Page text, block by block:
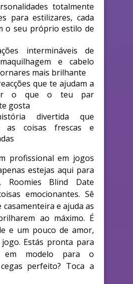
totalmente
para estilizares, cada
o seu próprio estilo de
intermináveis de
e cabelo
mais brilhante
que te ajudam a
o que o teu par
gosta
divertida que
as coisas frescas e
profissional em jogos
estejas aqui para
Roomies Blind Date
emocionantes. Sê
casamenteira e ajuda as
ao máximo. É
e um pouco de amor,
Estás pronta para
em modelo para o
perfeito? Toca a